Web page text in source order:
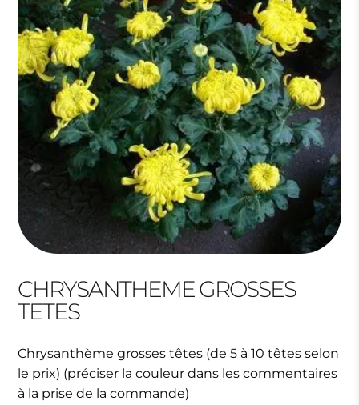
CHRYSANTHEME GROSSES
TETES
Chrysanthème grosses têtes (de 5 à 10 têtes selon
le prix) (préciser la couleur dans les commentaires
à la prise de la commande)